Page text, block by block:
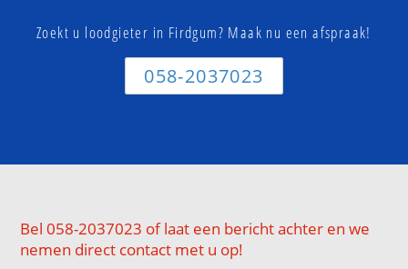
Zoekt u loodgieter in Firdgum? Maak nu een afspraak!
058-2037023
Bel 058-2037023 of laat een bericht achter en we
nemen direct contact met u op!